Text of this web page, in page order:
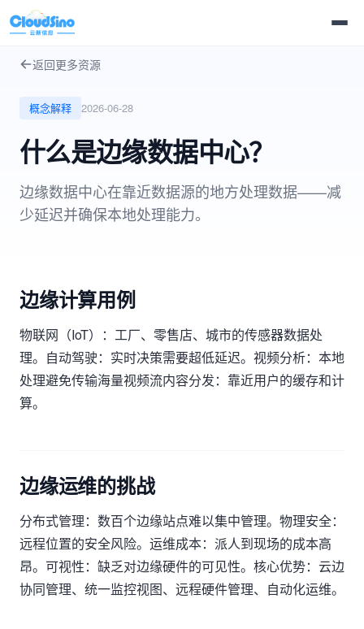
返回更多资源
概念解释 2026-06-28
什么是边缘数据中心？
边缘数据中心在靠近数据源的地方处理数据——减
少延迟并确保本地处理能力。
边缘计算用例
物联网（IoT）：工厂、零售店、城市的传感器数据处
理。自动驾驶：实时决策需要超低延迟。视频分析：本地
处理避免传输海量视频流内容分发：靠近用户的缓存和计
算。
边缘运维的挑战
分布式管理：数百个边缘站点难以集中管理。物理安全：
远程位置的安全风险。运维成本：派人到现场的成本高
昂。可视性：缺乏对边缘硬件的可见性。核心优势：云边
协同管理、统一监控视图、远程硬件管理、自动化运维。